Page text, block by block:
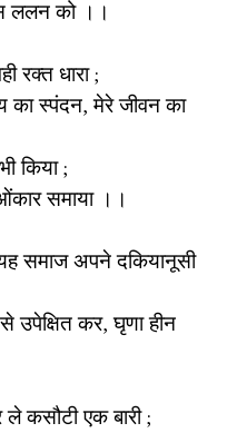
ललन को ।।
रक्त धारा ;
का स्पंदन, मेरे जीवन का
किया ;
समाया ।।
समाज अपने दकियानूसी
से उपेक्षित कर, घृणा हीन
ले कसौटी एक बारी ;